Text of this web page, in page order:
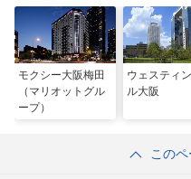
モクシー大阪梅田
（マリオットグル
ープ）
ウェスティ
ル大阪
この